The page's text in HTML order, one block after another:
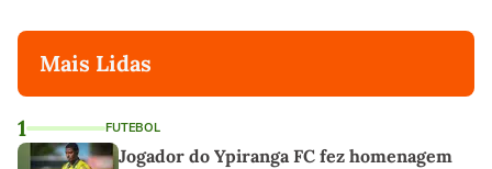
Mais Lidas
1 FUTEBOL
Jogador do Ypiranga FC fez homenagem